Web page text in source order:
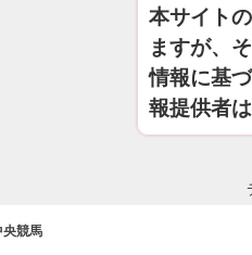
本サイト
ますが、
情報に基
報提供者
央競馬